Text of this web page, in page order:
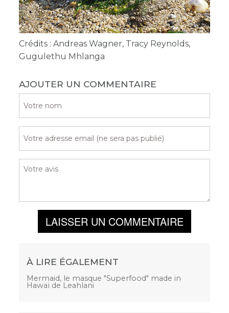
Crédits : Andreas Wagner, Tracy Reynolds,
Gugulethu Mhlanga
AJOUTER UN COMMENTAIRE
LAISSER UN COMMENTAIRE
À LIRE ÉGALEMENT
Mermaid, le masque "Superfood" made in
Hawaï de Leahlani